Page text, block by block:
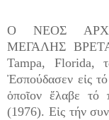
Ο ΝΕΟΣ
ΜΕΓΑΛΗΣ
Tampa, Florida,
Ἐσπούδασεν εἰς
ὁποῖον ἔλαβε τό
(1976). Εἰς τήν